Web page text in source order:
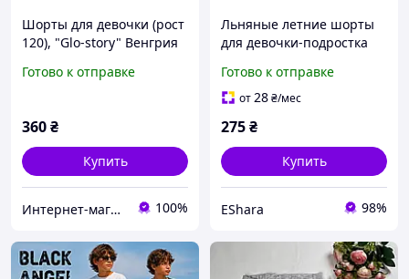
Шорты для девочки (рост
120), "Glo-story" Венгрия
Готово к отправке
360₴
Купить
Интернет-магазин "Помаранчик" 100%
Льняные летние шорты
для девочки-подростка
на рост около 140 см
Готово к отправке
от28₴/мес
275₴
Купить
EShara 98%